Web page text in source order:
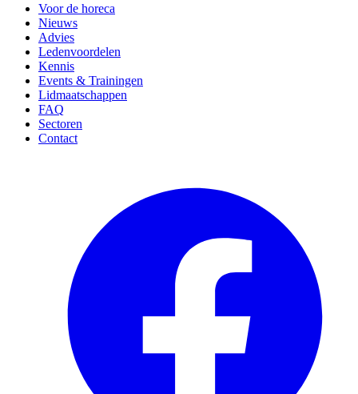
Voor de horeca
Nieuws
Advies
Ledenvoordelen
Kennis
Events & Trainingen
Lidmaatschappen
FAQ
Sectoren
Contact